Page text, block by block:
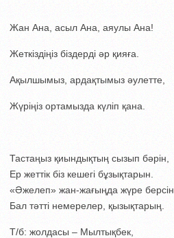
Жан Ана, асыл Ана, аяулы Ана!
Жеткіздіңіз біздерді әр қияға.
Ақылшымыз, ардақтымыз әулетте,
Жүріңіз ортамызда күліп қана.
Тастаңыз қиындықтың сызып бәрін,
Ер жеттік біз кешегі бұзықтарын.
«Әжелеп» жан-жағыңда жүре берсін,
Бал тәтті немерелер, қызықтарың.
Т/б: жолдасы – Мылтықбек,